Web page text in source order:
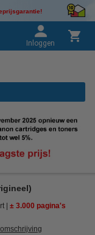
Inloggen
± 3.000 pagina's